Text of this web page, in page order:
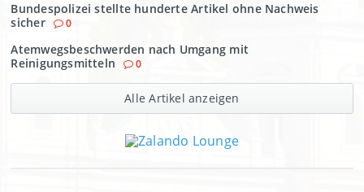
Bundespolizei stellte hunderte Artikel ohne Nachweis
sicher
0
Atemwegsbeschwerden nach Umgang mit
Reinigungsmitteln
0
Alle Artikel anzeigen